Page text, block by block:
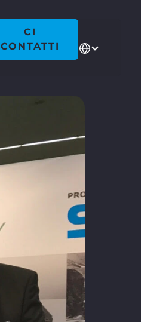
CI
CONTATTI